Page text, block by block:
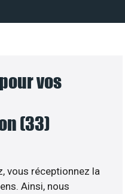
vos
(33)
vous réceptionnez la
Ainsi, nous